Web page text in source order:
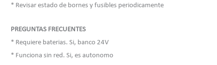
* Revisar estado de bornes y fusibles periodicamente
PREGUNTAS FRECUENTES
* Requiere baterias. Si, banco 24V
* Funciona sin red. Si, es autonomo